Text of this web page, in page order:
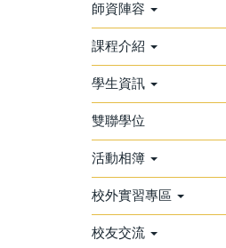
師資陣容
課程介紹
學生資訊
雙聯學位
活動相簿
校外實習專區
校友交流